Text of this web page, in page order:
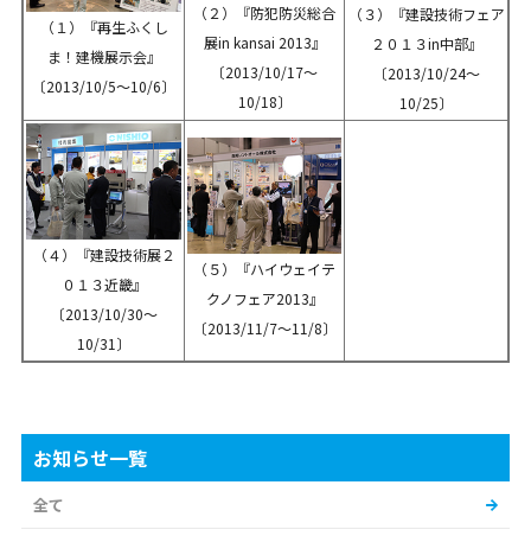
（１）『再生ふくし
ま！建機展示会』
〔2013/10/5～10/6〕
（２）『防犯防災総合
展in kansai 2013』
〔2013/10/17～
10/18〕
（３）『建設技術フェア
２０１３in中部』
〔2013/10/24～
10/25〕
（４）『建設技術展２
０１３近畿』
〔2013/10/30～
10/31〕
（５）『ハイウェイテ
クノフェア2013』
〔2013/11/7～11/8〕
お知らせ一覧
全て